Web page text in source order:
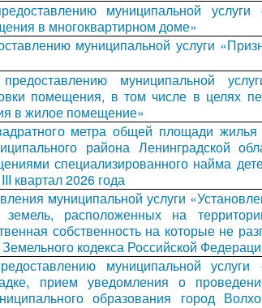
муниципальной услуги
в многоквартирном доме»
муниципальной услуги
муниципальной
помещения, в том числе в целях
в жилое помещение»
метра общей площади жилья
района Ленинградской
специализированного найма
квартал 2026 года
муниципальной услуги
расположенных на
собственность на которые не
кодекса Российской
муниципальной услуги
прием уведомления о
образования город